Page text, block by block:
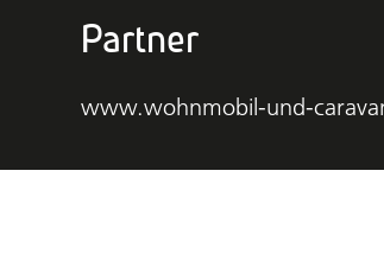
Partner
www.wohnmobil-und-